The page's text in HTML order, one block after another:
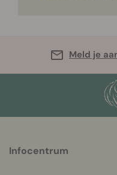
Meld je
helpful
Infocentrum